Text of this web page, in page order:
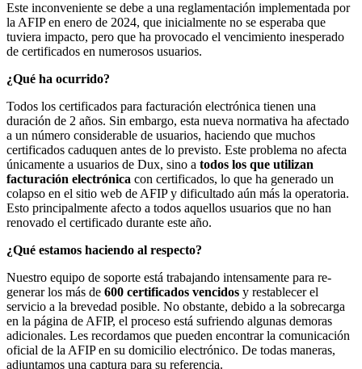
Este inconveniente se debe a una reglamentación implementada por
la AFIP en enero de 2024, que inicialmente no se esperaba que
tuviera impacto, pero que ha provocado el vencimiento inesperado
de certificados en numerosos usuarios.
¿Qué ha ocurrido?
Todos los certificados para facturación electrónica tienen una
duración de 2 años. Sin embargo, esta nueva normativa ha afectado
a un número considerable de usuarios, haciendo que muchos
certificados caduquen antes de lo previsto. Este problema no afecta
únicamente a usuarios de Dux, sino a todos los que utilizan
facturación electrónica con certificados, lo que ha generado un
colapso en el sitio web de AFIP y dificultado aún más la operatoria.
Esto principalmente afecto a todos aquellos usuarios que no han
renovado el certificado durante este año.
¿Qué estamos haciendo al respecto?
Nuestro equipo de soporte está trabajando intensamente para re-
generar los más de 600 certificados vencidos y restablecer el
servicio a la brevedad posible. No obstante, debido a la sobrecarga
en la página de AFIP, el proceso está sufriendo algunas demoras
adicionales. Les recordamos que pueden encontrar la comunicación
oficial de la AFIP en su domicilio electrónico. De todas maneras,
adjuntamos una captura para su referencia.